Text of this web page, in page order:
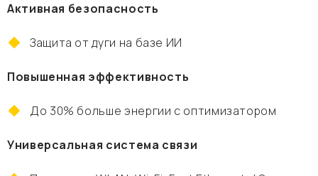
Активная безопасность
Защита от дуги на базе ИИ
Повышенная эффективность
До 30% больше энергии с оптимизатором
Универсальная система связи